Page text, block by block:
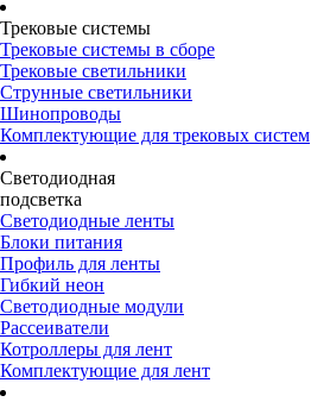
Трековые системы
Трековые системы в сборе
Трековые светильники
Струнные светильники
Шинопроводы
Комплектующие для трековых систем
Светодиодная
подсветка
Светодиодные ленты
Блоки питания
Профиль для ленты
Гибкий неон
Светодиодные модули
Рассеиватели
Котроллеры для лент
Комплектующие для лент